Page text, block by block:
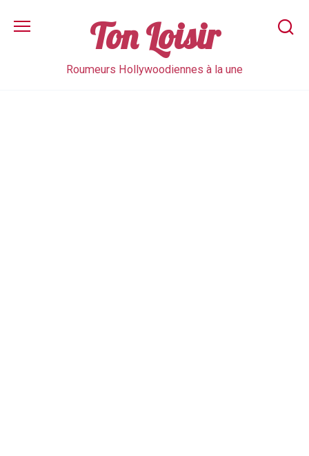
content
Ton Loisir
Roumeurs Hollywoodiennes à la une